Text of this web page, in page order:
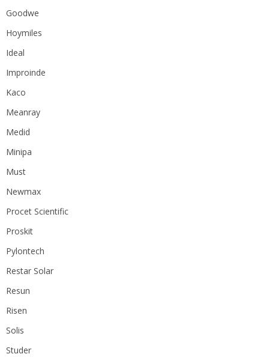
Goodwe
Hoymiles
Ideal
Improinde
Kaco
Meanray
Medid
Minipa
Must
Newmax
Procet Scientific
Proskit
Pylontech
Restar Solar
Resun
Risen
Solis
Studer